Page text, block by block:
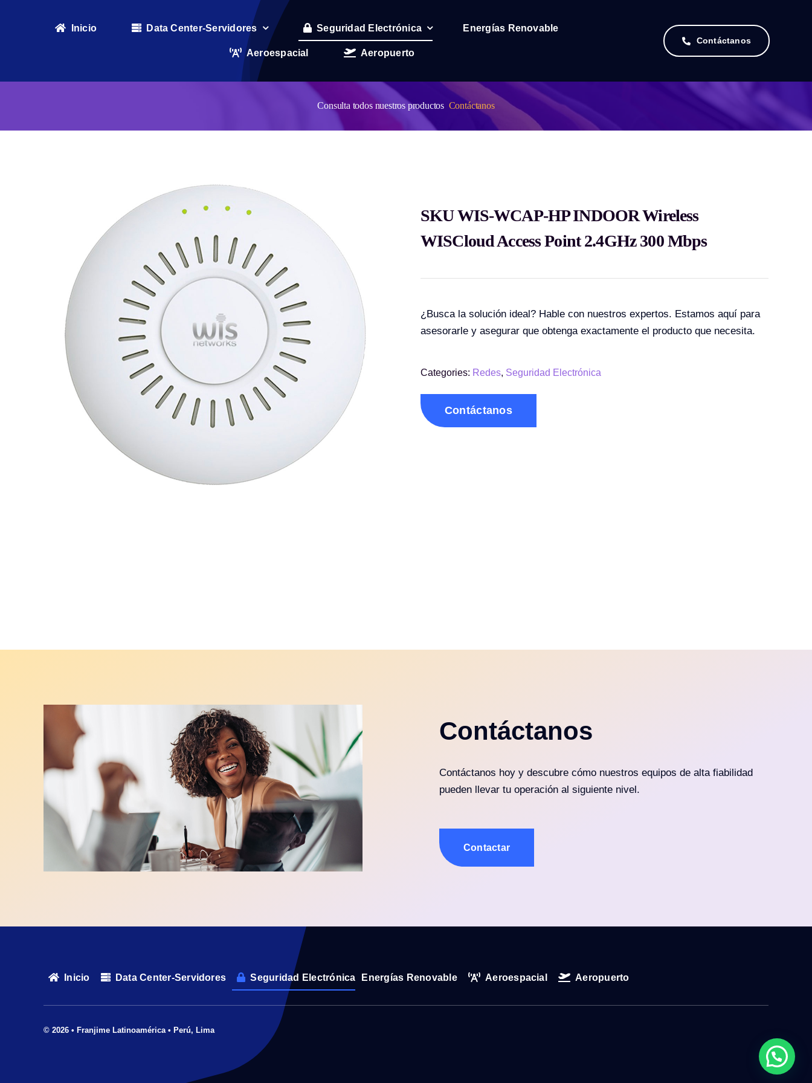
Inicio Data Center-Servidores Seguridad Electrónica Energías Renovable
Aeroespacial Aeropuerto
Contáctanos
Consulta todos nuestros productos Contáctanos
SKU WIS-WCAP-HP INDOOR Wireless
WISCloud Access Point 2.4GHz 300 Mbps
¿Busca la solución ideal? Hable con nuestros expertos. Estamos aquí para
asesorarle y asegurar que obtenga exactamente el producto que necesita.
Categories: Redes, Seguridad Electrónica
Contáctanos
Contáctanos
Contáctanos hoy y descubre cómo nuestros equipos de alta fiabilidad
pueden llevar tu operación al siguiente nivel.
Contactar
Inicio Data Center-Servidores Seguridad Electrónica Energías Renovable Aeroespacial Aeropuerto
© 2026 • Franjime Latinoamérica • Perú, Lima